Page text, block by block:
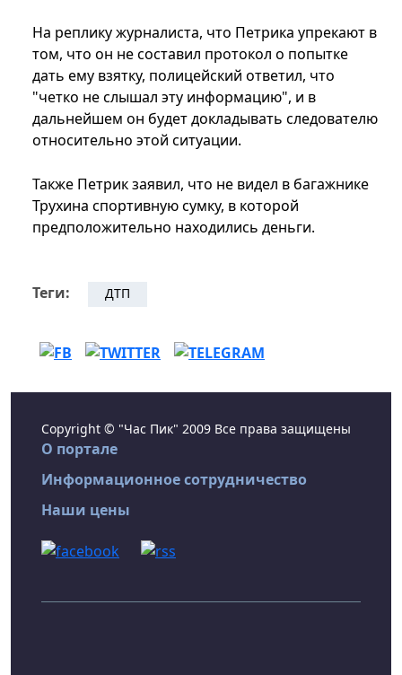
На реплику журналиста, что Петрика упрекают в
том, что он не составил протокол о попытке
дать ему взятку, полицейский ответил, что
"четко не слышал эту информацию", и в
дальнейшем он будет докладывать следователю
относительно этой ситуации.
Также Петрик заявил, что не видел в багажнике
Трухина спортивную сумку, в которой
предположительно находились деньги.
Теги: ДТП
Copyright © "Час Пик" 2009 Все права защищены
О портале
Информационное сотрудничество
Наши цены